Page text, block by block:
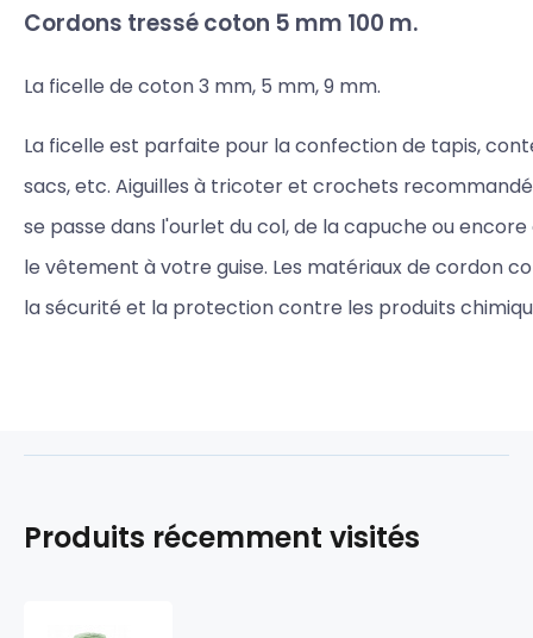
Cordons tressé coton 5 mm 100 m.
La ficelle de coton 3 mm, 5 mm, 9 mm.
La ficelle est parfaite pour la confection de tapis,
sacs, etc. Aiguilles à tricoter et crochets
se passe dans l'ourlet du col, de la capuche ou
le vêtement à votre guise. Les matériaux de cordon
la sécurité et la protection contre les produits
Produits récemment visités